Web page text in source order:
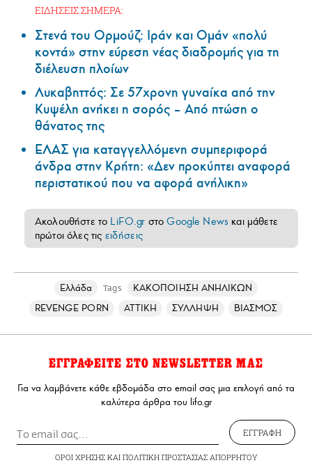
ΕΙΔΗΣΕΙΣ ΣΗΜΕΡΑ:
Στενά του Ορμούζ: Ιράν και Ομάν «πολύ
κοντά» στην εύρεση νέας διαδρομής για τη
διέλευση πλοίων
Λυκαβηττός: Σε 57χρονη γυναίκα από την
Κυψέλη ανήκει η σορός – Από πτώση ο
θάνατος της
ΕΛΑΣ για καταγγελλόμενη συμπεριφορά
άνδρα στην Κρήτη: «Δεν προκύπτει αναφορά
περιστατικού που να αφορά ανήλικη»
Ακολουθήστε το LiFO.gr στοGoogle News και μάθετε
πρώτοι όλες τις ειδήσεις
Ελλάδα Tags
ΚΑΚΟΠΟΙΗΣΗ ΑΝΗΛΙΚΩΝ
REVENGE PORN
ΑΤΤΙΚΗ ΣΥΛΛΗΨΗ ΒΙΑΣΜΟΣ
ΕΓΓΡΑΦΕΙΤΕ ΣΤΟ NEWSLETTER ΜΑΣ
Για να λαμβάνετε κάθε εβδομάδα στο email σας μια επιλογή από τα
καλύτερα άρθρα του lifo.gr
ΕΓΓΡΑΦΗ
ΟΡΟΙ ΧΡΗΣΗΣΚΑΙ ΠΟΛΙΤΙΚΗ ΠΡΟΣΤΑΣΙΑΣ ΑΠΟΡΡΗΤΟΥ